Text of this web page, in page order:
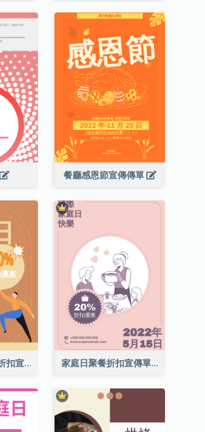
餐廳感恩節宣傳傳單
青年日網上商店折扣宣傳單張 家庭日聚餐折扣宣傳單張